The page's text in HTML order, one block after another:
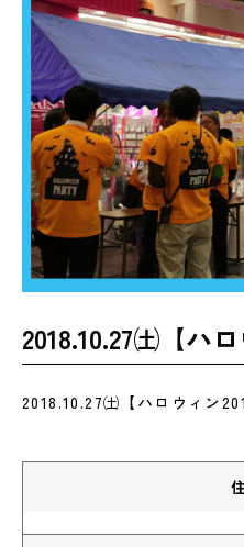
2018.10.27㈯【ハロ
2018.10.27㈯【ハロウィン